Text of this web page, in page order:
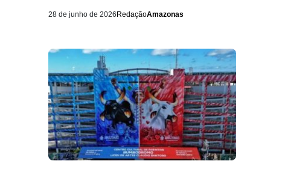
28 de junho de 2026 RedaçãoAmazonas